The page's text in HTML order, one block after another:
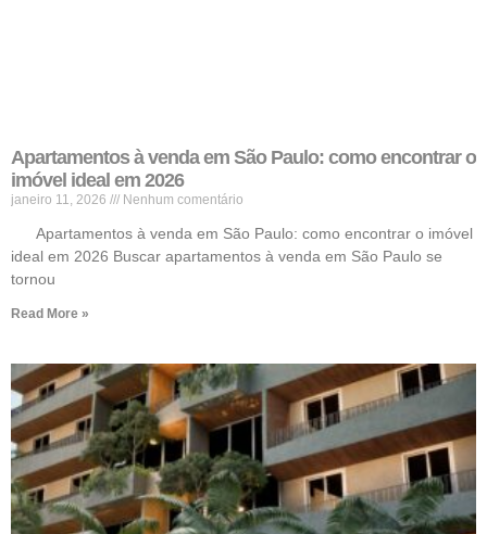
Apartamentos à venda em São Paulo: como encontrar o
imóvel ideal em 2026
janeiro 11, 2026 Nenhum comentário
Apartamentos à venda em São Paulo: como encontrar o imóvel
ideal em 2026 Buscar apartamentos à venda em São Paulo se
tornou
Read More »